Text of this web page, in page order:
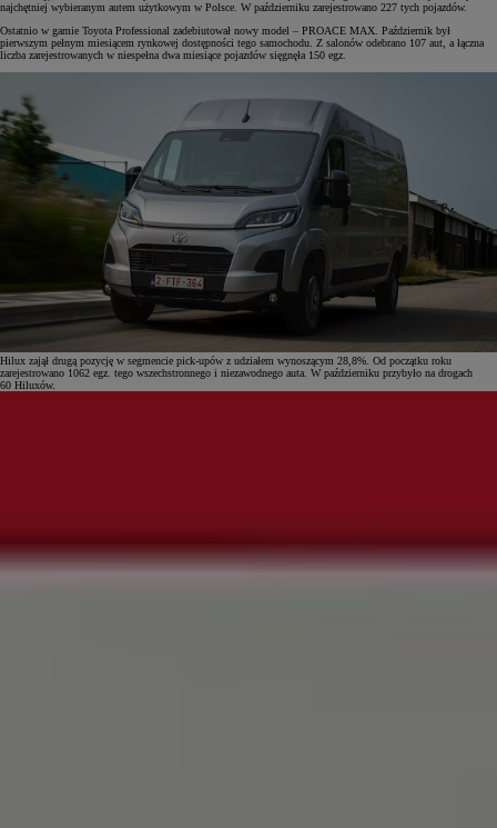
najchętniej wybieranym autem użytkowym w Polsce. W październiku zarejestrowano 227 tych pojazdów.
Ostatnio w gamie Toyota Professional zadebiutował nowy model – PROACE MAX. Październik był
pierwszym pełnym miesiącem rynkowej dostępności tego samochodu. Z salonów odebrano 107 aut, a łączna
liczba zarejestrowanych w niespełna dwa miesiące pojazdów sięgnęła 150 egz.
Hilux zajął drugą pozycję w segmencie pick-upów z udziałem wynoszącym 28,8%. Od początku roku
zarejestrowano 1062 egz. tego wszechstronnego i niezawodnego auta. W październiku przybyło na drogach
60 Hiluxów.